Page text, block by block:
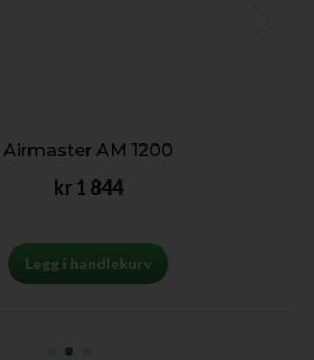
Airmaster AM 1200
kr1 844
Legg i handlekurv